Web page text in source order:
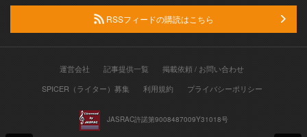
RSSフィードの購読はこちら
運営会社 記事提供一覧
掲載依頼 / お問い合わせ
SPICER（ライター）募集
利用規約 プライバシーポリシー
JASRAC許諾第9008487009Y31018号